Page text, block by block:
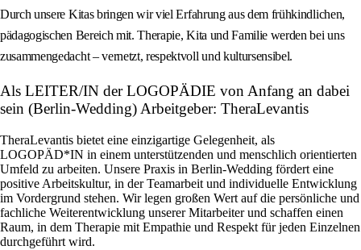
Durch unsere Kitas bringen wir viel Erfahrung aus dem frühkindlichen,
pädagogischen Bereich mit. Therapie, Kita und Familie werden bei uns
zusammengedacht – vernetzt, respektvoll und kultursensibel.
Als LEITER/IN der LOGOPÄDIE von Anfang an dabei
sein (Berlin-Wedding) Arbeitgeber: TheraLevantis
TheraLevantis bietet eine einzigartige Gelegenheit, als
LOGOPÄD*IN in einem unterstützenden und menschlich orientierten
Umfeld zu arbeiten. Unsere Praxis in Berlin-Wedding fördert eine
positive Arbeitskultur, in der Teamarbeit und individuelle Entwicklung
im Vordergrund stehen. Wir legen großen Wert auf die persönliche und
fachliche Weiterentwicklung unserer Mitarbeiter und schaffen einen
Raum, in dem Therapie mit Empathie und Respekt für jeden Einzelnen
durchgeführt wird.